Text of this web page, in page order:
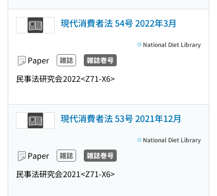
現代消費者法 54号 2022年3月
Paper 雑誌 雑誌巻号
民事法研究会2022<Z71-X6>
National Diet Library
現代消費者法 53号 2021年12月
Paper 雑誌 雑誌巻号
民事法研究会2021<Z71-X6>
National Diet Library